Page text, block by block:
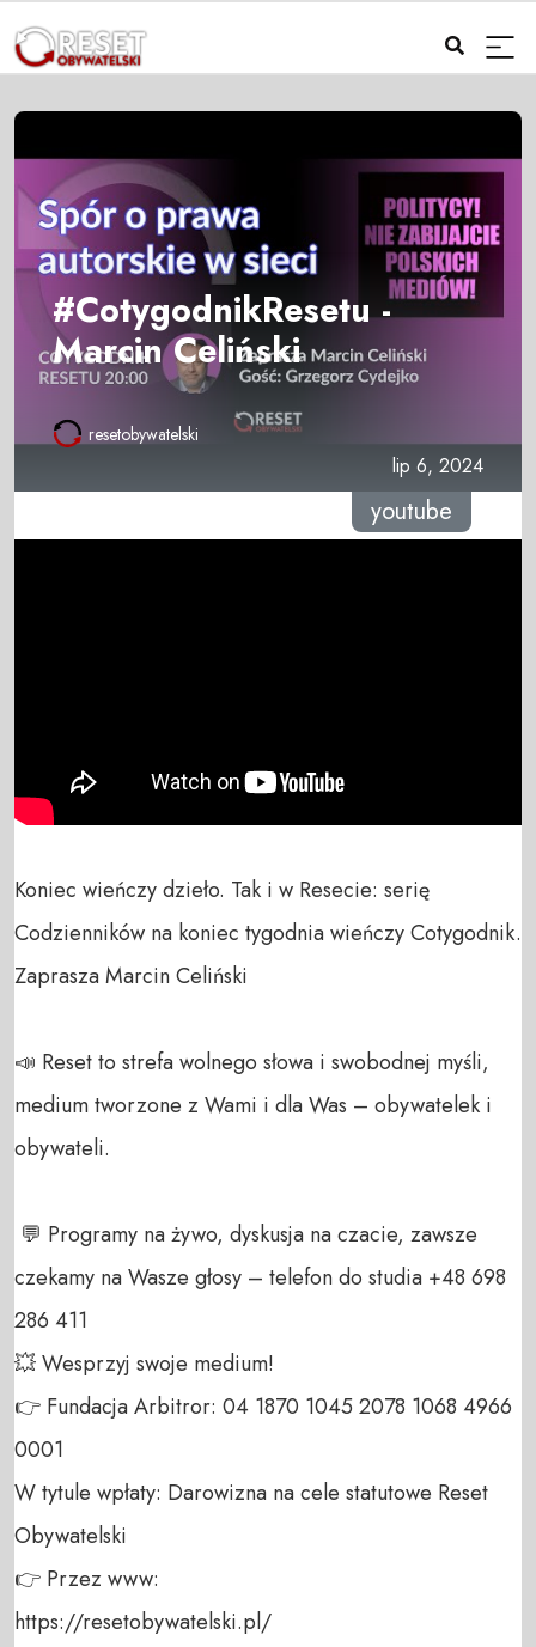
#CotygodnikResetu -
Marcin Celiński
resetobywatelski
lip 6, 2024
youtube
Koniec wieńczy dzieło. Tak i w Resecie: serię
Codzienników na koniec tygodnia wieńczy Cotygodnik.
Zaprasza Marcin Celiński
📣 Reset to strefa wolnego słowa i swobodnej myśli,
medium tworzone z Wami i dla Was – obywatelek i
obywateli.
czekamy na Wasze głosy – telefon do studia +48 698
286 411
💥 Wesprzyj swoje medium!
👉 Fundacja Arbitror: 04 1870 1045 2078 1068 4966
0001
W tytule wpłaty: Darowizna na cele statutowe Reset
Obywatelski
👉 Przez www:
https://resetobywatelski.pl/